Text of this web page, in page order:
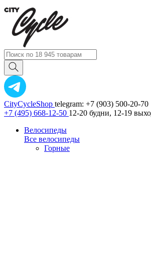
CityCycleShop telegram: +7 (903) 500-20-70
+7 (495) 668-12-50 12-20 будни, 12-19
Велосипеды
Все велосипеды
Горные